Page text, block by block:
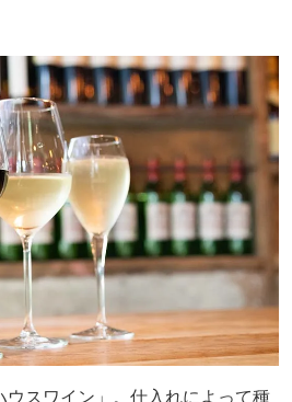
ウスワイン」。仕入れによって種